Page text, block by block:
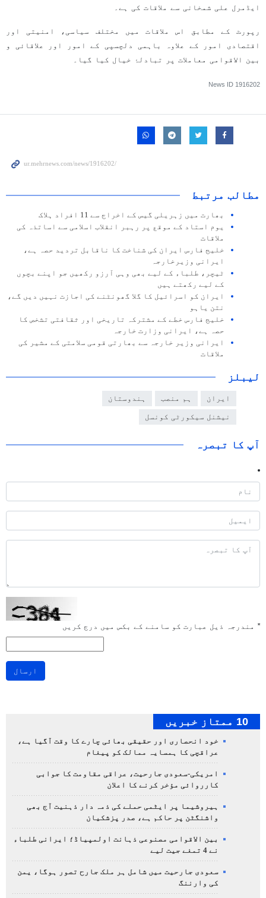
ایڈمرل علی شمخانی سے ملاقات کی ہے۔
رپورٹ کے مطابق اس ملاقات میں مختلف سیاسی، امنیتی اور
اقتصادی امور کے علاوہ باہمی دلچسپی کے امور اور علاقائی و
بین الاقوامی معاملات پر تبادلۂ خیال کیا گیا۔
News ID 1916202
مطالب مرتبط
بھارت میں زہریلی گیس کے اخراج سے 11 افراد ہلاک
یوم استاد کے موقع پر رہبر انقلاب اسلامی سے اساتذہ کی
ملاقات
خلیج فارس ایران کی شناخت کا ناقابل تردید حصہ ہے،
ایرانی وزیرخارجہ
ٹیچر، طلباء کے لیے بھی وہی آرزو رکھیں جو اپنے بچوں
کے لیے رکھتے ہیں
ایران کو اسرائیل کا گلا گھونٹنے کی اجازت نہیں دیں گے،
نتن یاہو
خلیج فارس خطے کے مشترکہ تاریخی اور ثقافتی تشخص کا
حصہ ہے، ایرانی وزارت خارجہ
ایرانی وزیر خارجہ سے بھارتی قومی سلامتی کے مشیر کی
ملاقات
لیبلز
ایران ہم منصب ہندوستان
نیشنل سیکورٹی کونسل
آپ کا تبصرہ
* مندرجہ ذیل عبارت کو سامنے کے بکس میں درج کریں
ارسال
10 ممتاز خبریں
خود انحصاری اور حقیقی بھائی چارے کا وقت آگیا ہے،
عراقچی کا ہمسایہ ممالک کو پیغام
امریکی-سعودی جارحیت، عراقی مقاومت کا جوابی
کارروائی مؤخر کرنے کا اعلان
ہیروشیما پر ایٹمی حملے کی ذمہ دار ذہنیت آج بھی
واشنگٹن پر حاکم ہے، صدر پزشکیان
بین الاقوامی مصنوعی ذہانت اولمپیاڈ؛ ایرانی طلباء
نے 4 تمغے جیت لیے
سعودی جارحیت میں شامل ہر ملک جارح تصور ہوگا، یمن
کی وارننگ